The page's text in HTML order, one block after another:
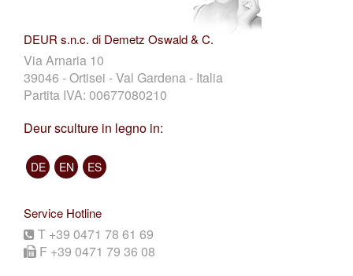
DEUR s.n.c. di Demetz Oswald & C.
Via Arnaria 10
39046 - Ortisei - Val Gardena - Italia
Partita IVA: 00677080210
Deur sculture in legno in:
DE EN ES
Service Hotline
T +39 0471 78 61 69
F +39 0471 79 36 08